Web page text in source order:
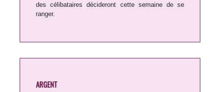
des célibataires décideront cette semaine de se
ranger.
ARGENT